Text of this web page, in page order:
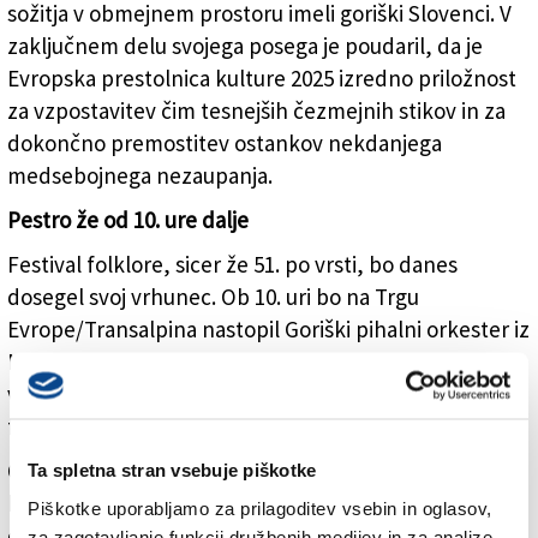
Ta spletna stran vsebuje piškotke
Piškotke uporabljamo za prilagoditev vsebin in oglasov,
sožitja v obmejnem prostoru imeli goriški Slovenci. V
zaključnem delu svojega posega je poudaril, da je
Evropska prestolnica kulture 2025 izredno priložnost
za vzpostavitev čim tesnejših čezmejnih stikov in za
dokončno premostitev ostankov nekdanjega
medsebojnega nezaupanja.
Pestro že od 10. ure dalje
Festival folklore, sicer že 51. po vrsti, bo danes
dosegel svoj vrhunec. Ob 10. uri bo na Trgu
Evrope/Transalpina nastopil Goriški pihalni orkester iz
Nove Gorice, ki bo ob 11. uri zaigral tudi v Ljudskem
vrtu, kjer bo za glasbo poskrbela tudi senegalska
folklorna skupina.
Ob 12. uri se bodo folkloristi zbrali v parku mestne
hiše za izmenjavo daril(v primeru slabega vremena bo